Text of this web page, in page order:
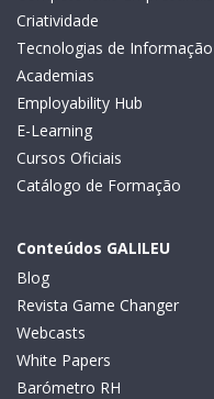
Criatividade
Tecnologias de Informação
Academias
Employability Hub
E-Learning
Cursos Oficiais
Catálogo de Formação
Conteúdos GALILEU
Blog
Revista Game Changer
Webcasts
White Papers
Barómetro RH